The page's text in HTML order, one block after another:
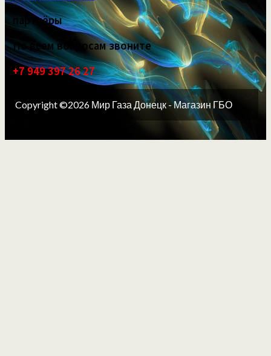
партнёры
По всем вопросам звоните
+7 949 397 26 27
Copyright ©2026 Мир Газа Донецк - Магазин ГБО